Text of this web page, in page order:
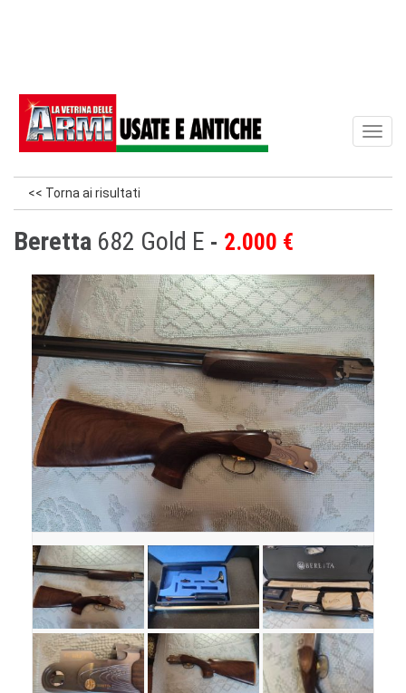
<< Torna ai risultati
Beretta 682 Gold E 2.000 €